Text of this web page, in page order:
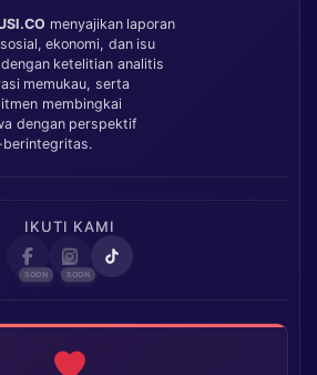
menyajikan laporan
ekonomi, dan isu
ketelitian analitis
memukau, serta
membingkai
dengan perspektif
IKUTI KAMI